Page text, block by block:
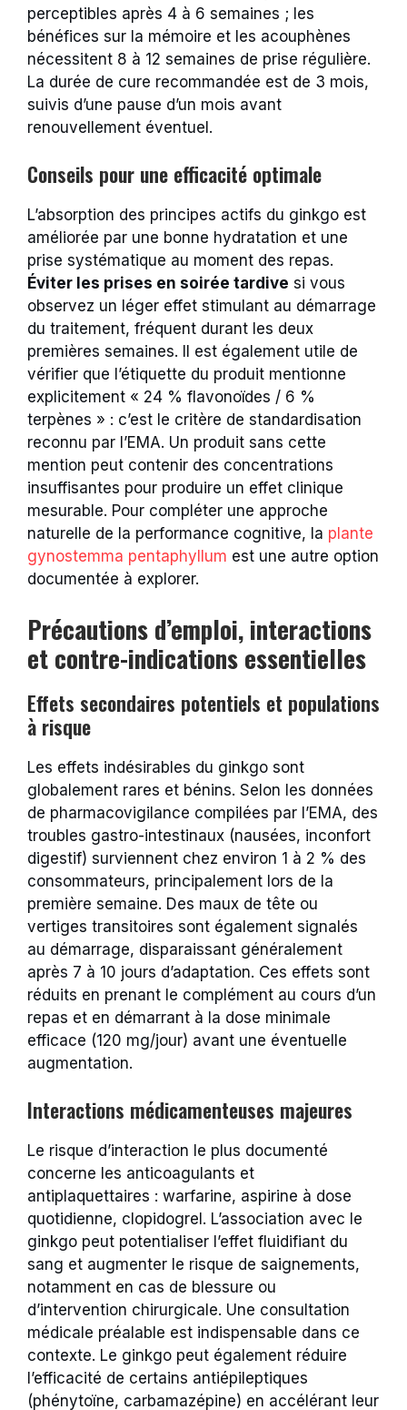
perceptibles après 4 à 6 semaines ; les
bénéfices sur la mémoire et les acouphènes
nécessitent 8 à 12 semaines de prise régulière.
La durée de cure recommandée est de 3 mois,
suivis d’une pause d’un mois avant
renouvellement éventuel.
Conseils pour une efficacité optimale
L’absorption des principes actifs du ginkgo est
améliorée par une bonne hydratation et une
prise systématique au moment des repas.
Éviter les prises en soirée tardive si vous
observez un léger effet stimulant au démarrage
du traitement, fréquent durant les deux
premières semaines. Il est également utile de
vérifier que l’étiquette du produit mentionne
explicitement « 24 % flavonoïdes / 6 %
terpènes » : c’est le critère de standardisation
reconnu par l’EMA. Un produit sans cette
mention peut contenir des concentrations
insuffisantes pour produire un effet clinique
mesurable. Pour compléter une approche
naturelle de la performance cognitive, la plante
gynostemma pentaphyllum est une autre option
documentée à explorer.
Précautions d’emploi, interactions
et contre-indications essentielles
Effets secondaires potentiels et populations
à risque
Les effets indésirables du ginkgo sont
globalement rares et bénins. Selon les données
de pharmacovigilance compilées par l’EMA, des
troubles gastro-intestinaux (nausées, inconfort
digestif) surviennent chez environ 1 à 2 % des
consommateurs, principalement lors de la
première semaine. Des maux de tête ou
vertiges transitoires sont également signalés
au démarrage, disparaissant généralement
après 7 à 10 jours d’adaptation. Ces effets sont
réduits en prenant le complément au cours d’un
repas et en démarrant à la dose minimale
efficace (120 mg/jour) avant une éventuelle
augmentation.
Interactions médicamenteuses majeures
Le risque d’interaction le plus documenté
concerne les anticoagulants et
antiplaquettaires : warfarine, aspirine à dose
quotidienne, clopidogrel. L’association avec le
ginkgo peut potentialiser l’effet fluidifiant du
sang et augmenter le risque de saignements,
notamment en cas de blessure ou
d’intervention chirurgicale. Une consultation
médicale préalable est indispensable dans ce
contexte. Le ginkgo peut également réduire
l’efficacité de certains antiépileptiques
(phénytoïne, carbamazépine) en accélérant leur